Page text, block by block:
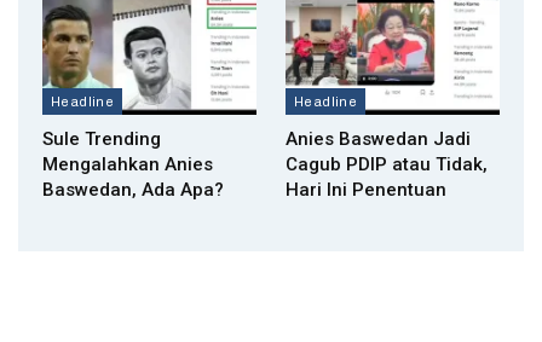
Headline
Sule Trending
Mengalahkan Anies
Baswedan, Ada Apa?
Headline
Anies Baswedan Jadi
Cagub PDIP atau Tidak,
Hari Ini Penentuan